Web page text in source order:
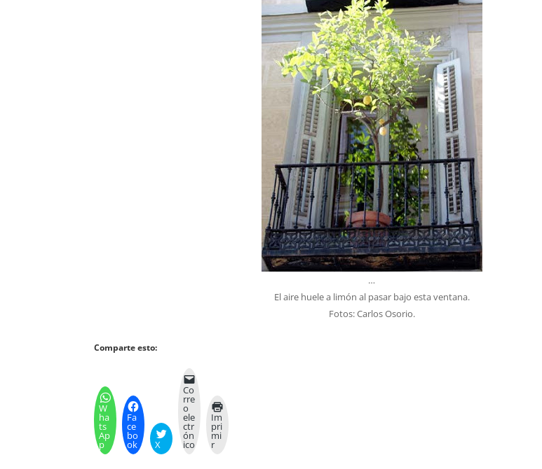
…
El aire huele a limón al pasar bajo esta ventana.
Fotos: Carlos Osorio.
Comparte esto:
W
ha
ts
Ap
p
Fa
ce
bo
ok X
Co
rre
o
ele
ctr
ón
ico
Im
pri
mi
r